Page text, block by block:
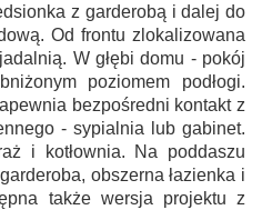
z garderobą i dalej do
Od frontu zlokalizowana
W głębi domu - pokój
poziomem podłogi.
bezpośredni kontakt z
- sypialnia lub gabinet.
i kotłownia. Na poddaszu
obszerna łazienka i
także wersja projektu z